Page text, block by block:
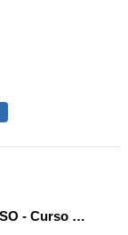
Discurso graduación 4º ESO - Curso 25/26